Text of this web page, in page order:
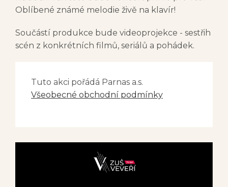
Oblíbené známé melodie živě na klavír!
Součástí produkce bude videoprojekce - sestřih
scén z konkrétních filmů, seriálů a pohádek.
Tuto akci pořádá Parnas a.s.
Všeobecné obchodní podmínky